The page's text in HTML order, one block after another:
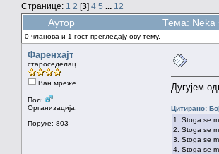
Странице: 1 2 [3] 4 5 ... 12
Аутор Тема: Neka
0 чланова и 1 гост прегледају ову тему.
Фаренхајт
староседелац
Ван мреже
Пол:
Организација:
Поруке: 803
Дугујем
Цитирано:
1. Stoga se
2. Stoga se
3. Stoga se
4. Stoga se